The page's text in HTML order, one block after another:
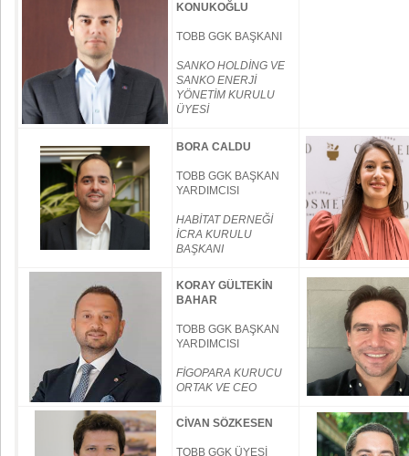
KONUKOĞLU
TOBB GGK BAŞKANI
SANKO HOLDİNG VE
SANKO ENERJİ
YÖNETİM KURULU
ÜYESİ
BORA CALDU
TOBB GGK BAŞKAN
YARDIMCISI
HABİTAT DERNEĞİ
İCRA KURULU
BAŞKANI
KORAY GÜLTEKİN
BAHAR
TOBB GGK BAŞKAN
YARDIMCISI
FİGOPARA KURUCU
ORTAK VE CEO
CİVAN SÖZKESEN
TOBB GGK ÜYESİ